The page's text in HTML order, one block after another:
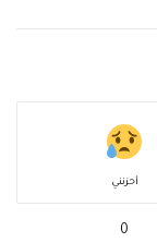
أحزنني
0